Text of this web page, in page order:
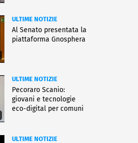
ULTIME NOTIZIE
Al Senato presentata la
piattaforma Gnosphera
ULTIME NOTIZIE
Pecoraro Scanio:
giovani e tecnologie
eco-digital per comuni
ULTIME NOTIZIE